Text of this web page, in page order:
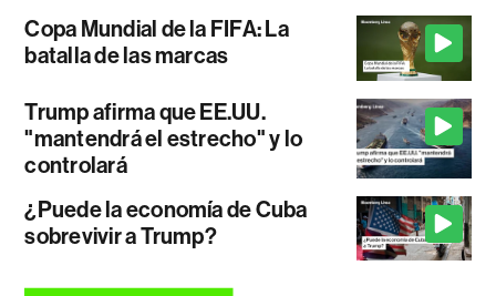
Copa Mundial de la FIFA: La
batalla de las marcas
Trump afirma que EE.UU.
"mantendrá el estrecho" y lo
controlará
¿Puede la economía de Cuba
sobrevivir a Trump?